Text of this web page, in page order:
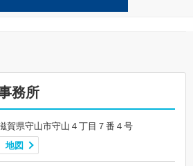
務所
賀県守山市守山４丁目７番４号
地図